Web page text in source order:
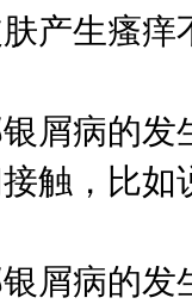
产生瘙
屑病的
触，比
屑病的